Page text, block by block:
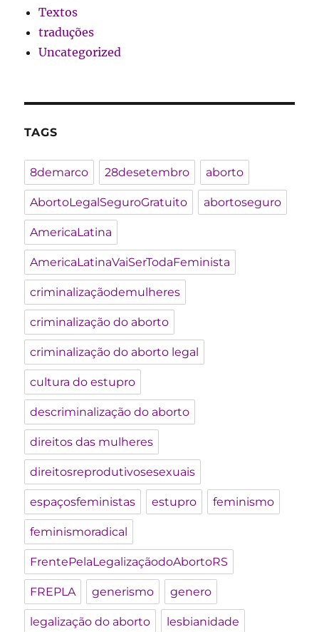
Textos
traduções
Uncategorized
TAGS
8demarco 28desetembro aborto
AbortoLegalSeguroGratuito abortoseguro
AmericaLatina
AmericaLatinaVaiSerTodaFeminista
criminalizaçãodemulheres
criminalização do aborto
criminalização do aborto legal
cultura do estupro
descriminalização do aborto
direitos das mulheres
direitosreprodutivosesexuais
espaçosfeministas estupro feminismo
feminismoradical
FrentePelaLegalizaçãodoAbortoRS
FREPLA generismo genero
legalização do aborto lesbianidade